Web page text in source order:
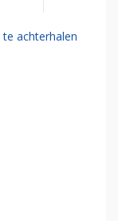
achterhalen